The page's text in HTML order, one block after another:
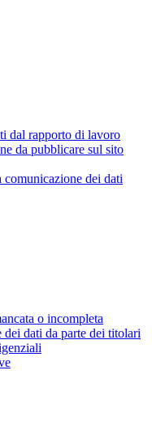
dal rapporto di lavoro
da pubblicare sul sito
comunicazione dei dati
o incompleta
dei dati da parte dei titolari